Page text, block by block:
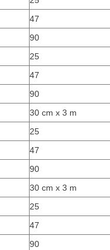
47
90
25
47
90
30 cm x 3 m
25
47
90
30 cm x 3 m
25
47
90